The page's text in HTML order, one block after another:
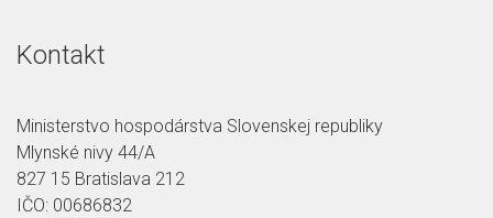
Kontakt
Ministerstvo hospodárstva Slovenskej republiky
Mlynské nivy 44/A
827 15 Bratislava 212
IČO: 00686832